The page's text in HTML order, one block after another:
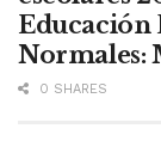
Educación
Normales:
0 SHARES